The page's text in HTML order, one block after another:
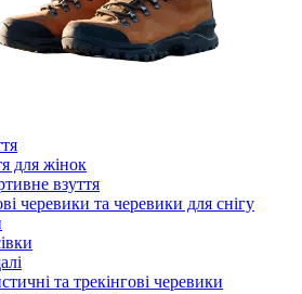
для жінок
взуття
черевики та черевики для снігу
та трекінгові черевики